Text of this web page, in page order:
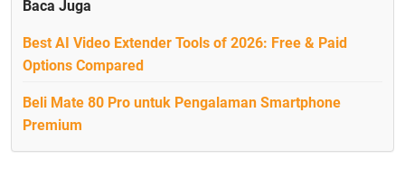
Baca Juga
Best AI Video Extender Tools of 2026: Free & Paid
Options Compared
Beli Mate 80 Pro untuk Pengalaman Smartphone
Premium